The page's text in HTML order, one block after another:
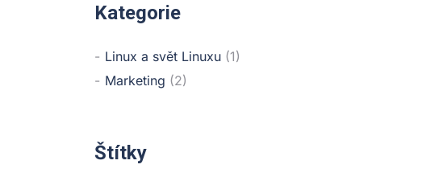
Kategorie
Linux a svět Linuxu (1)
Marketing (2)
Štítky